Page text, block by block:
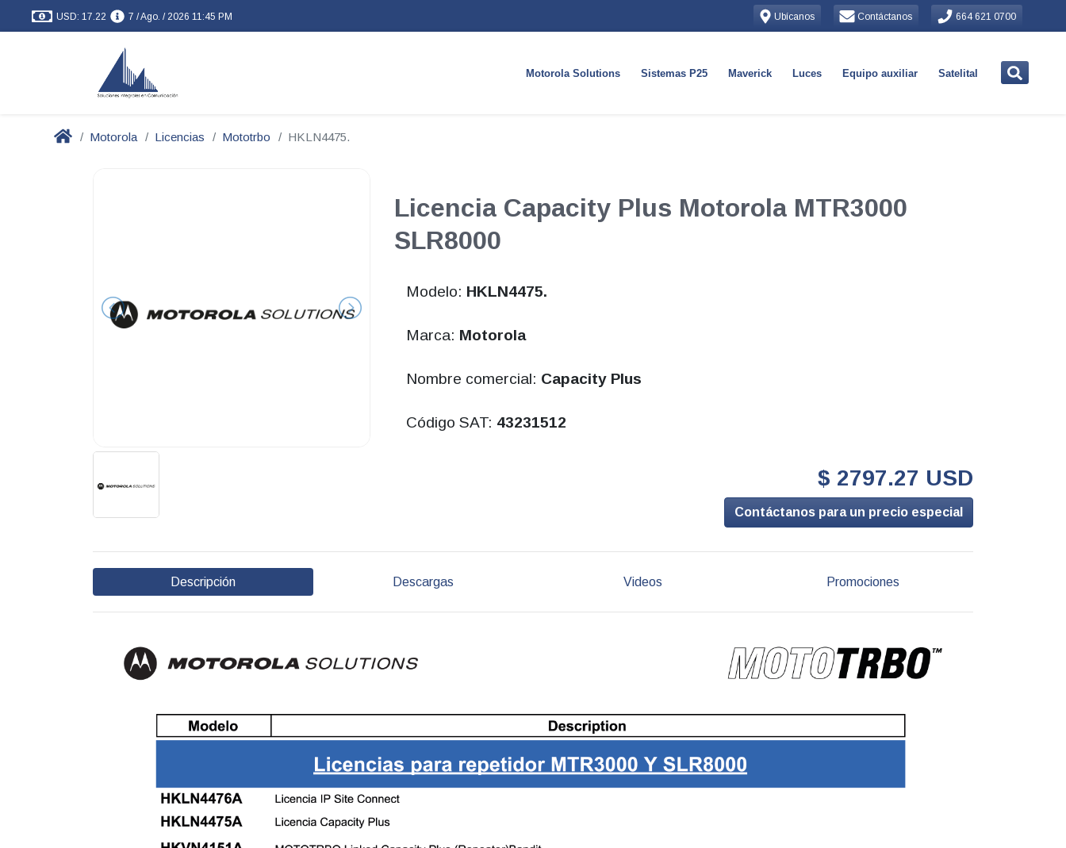
USD: 17.22 7 / Ago. / 2026 11:45 PM Ubícanos Contáctanos 664 621 0700
Motorola Solutions Sistemas P25 Maverick Luces Equipo auxiliar Satelital
Motorola Licencias Mototrbo HKLN4475.
Licencia Capacity Plus Motorola MTR3000
SLR8000
Modelo: HKLN4475.
Marca: Motorola
Nombre comercial: Capacity Plus
Código SAT: 43231512
$ 2797.27 USD
Contáctanos para un precio especial
Descripción Descargas Videos Promociones